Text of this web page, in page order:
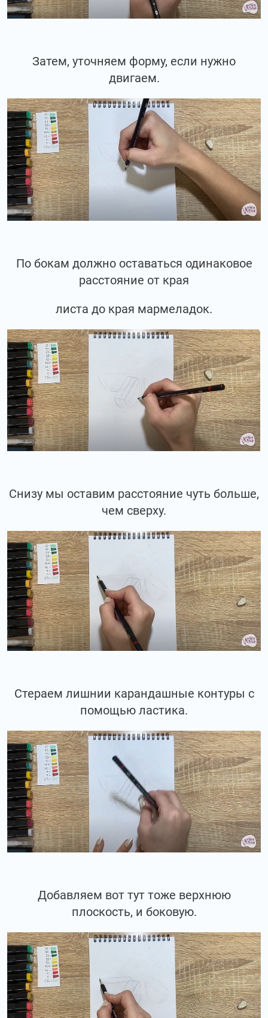
Затем, уточняем форму, если нужно
двигаем.
По бокам должно оставаться одинаковое
расстояние от края
листа до края мармеладок.
Снизу мы оставим расстояние чуть больше,
чем сверху.
Стераем лишнии карандашные контуры с
помощью ластика.
Добавляем вот тут тоже верхнюю
плоскость, и боковую.